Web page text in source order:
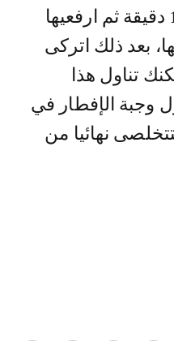
مع الماء المغلي لمدة 15 دقيقة ثم ارفعيها
بعد ذلك اتركى
تناول هذا
وجبة الإفطار في
نهائيا من